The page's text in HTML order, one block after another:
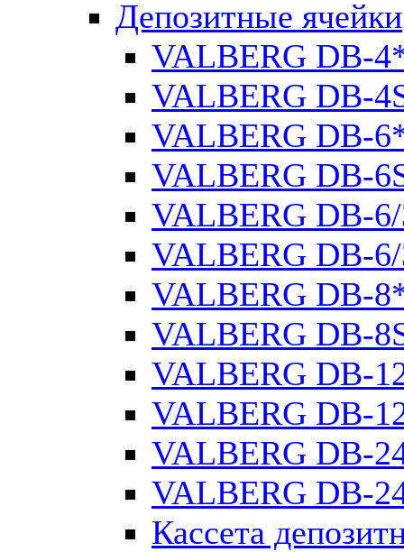
Депозитные ячейки
VALBERG DB-
VALBERG DB-
VALBERG DB-
VALBERG DB-
VALBERG DB-
VALBERG DB-
VALBERG DB-
VALBERG DB-
VALBERG DB-
VALBERG DB-
VALBERG DB-
VALBERG DB-
Кассета